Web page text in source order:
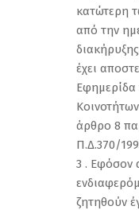
κατώτερη
από την
έχει
άρθρο 8
Π.Δ.370/
3 . Εφόσον
ζητηθούν